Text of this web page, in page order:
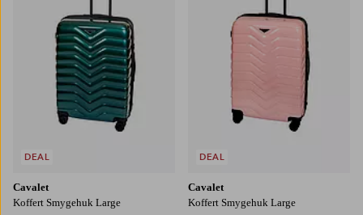
Cavalet
Koffert Smygehuk Large
DEAL
Cavalet
Koffert Smygehuk Large
DEAL